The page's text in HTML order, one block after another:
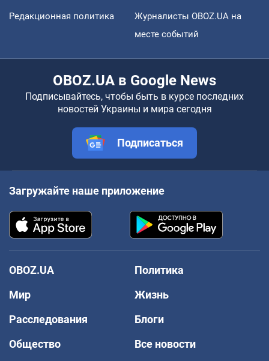
Редакционная политика
Журналисты OBOZ.UA на
месте событий
OBOZ.UA в Google News
Подписывайтесь, чтобы быть в курсе последних
новостей Украины и мира сегодня
Подписаться
Загружайте наше приложение
OBOZ.UA
Политика
Мир
Жизнь
Расследования
Блоги
Общество
Все новости